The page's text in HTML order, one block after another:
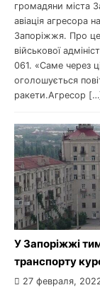
громадяни міста
авіація агресора
Запоріжжя. Про це
військової
061. «Саме через
оголошується
ракети.Агресор
У Запоріжжі
транспорту
27 февраля,